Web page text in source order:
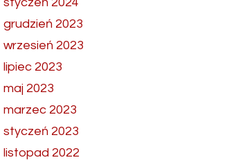
grudzień 2023
wrzesień 2023
lipiec 2023
maj 2023
marzec 2023
styczeń 2023
listopad 2022